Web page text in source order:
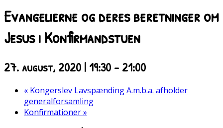
Evangelierne og deres beretninger om
Jesus i Konfirmandstuen
27. august, 2020 | 19:30 - 21:00
« Kongerslev Lavspænding A.m.b.a. afholder
generalforsamling
Konfirmationer»